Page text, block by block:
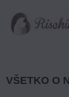
VŠETKO O